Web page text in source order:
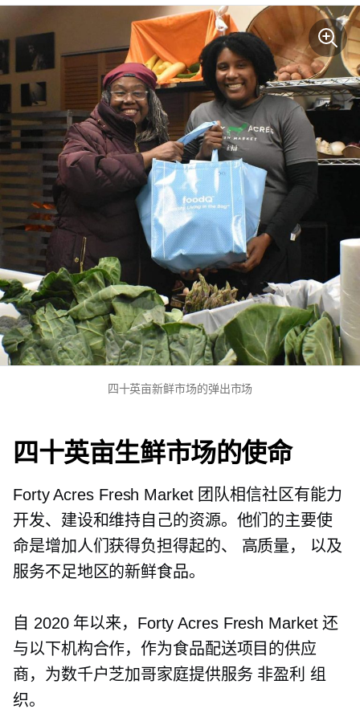
四十英亩新鲜市场的弹出市场
四十英亩生鲜市场的使命
Forty Acres Fresh Market 团队相信社区有能力
开发、建设和维持自己的资源。他们的主要使
命是增加人们获得负担得起的、 高质量，
以及
服务不足地区的新鲜食品。
自 2020 年以来，Forty Acres Fresh Market 还
与以下机构合作，作为食品配送项目的供应
商，为数千户芝加哥家庭提供服务 非盈利 组
织。